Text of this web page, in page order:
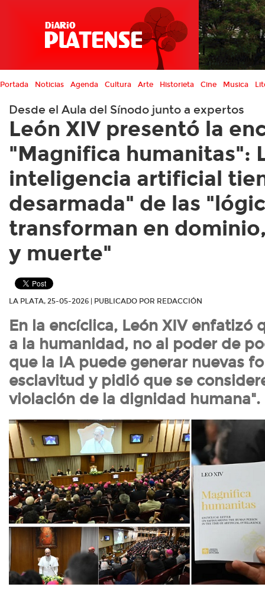
Portada Noticias Agenda Cultura Arte Historieta Cine Musica
Desde el Aula del Sínodo junto a expertos
León XIV presentó la
"Magnifica humanitas":
inteligencia artificial
desarmada" de las
transforman en
y muerte"
LA PLATA, 25-05-2026 | PUBLICADO POR REDACCIÓN
En la encíclica, León XIV enfatizó
a la humanidad, no al poder de
que la IA puede generar nuevas
esclavitud y pidió que se
violación de la dignidad humana".